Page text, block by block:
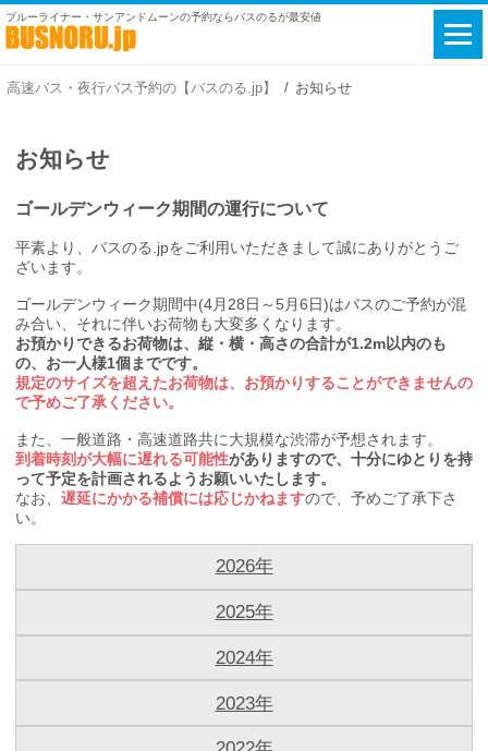
ブルーライナー・サンアンドムーンの予約ならバスのるが最安値
高速バス・夜行バス予約の【バスのる.jp】 お知らせ
お知らせ
ゴールデンウィーク期間の運行について
平素より、バスのる.jpをご利用いただきまして誠にありがとうご
ざいます。
ゴールデンウィーク期間中(4月28日～5月6日)はバスのご予約が混
み合い、それに伴いお荷物も大変多くなります。
お預かりできるお荷物は、縦・横・高さの合計が1.2m以内のも
の、お一人様1個までです。
規定のサイズを超えたお荷物は、お預かりすることができませんの
で予めご了承ください。
また、一般道路・高速道路共に大規模な渋滞が予想されます。
到着時刻が大幅に遅れる可能性がありますので、十分にゆとりを持
って予定を計画されるようお願いいたします。
なお、 遅延にかかる補償には応じかねますので、予めご了承下さ
い。
2026年
2025年
2024年
2023年